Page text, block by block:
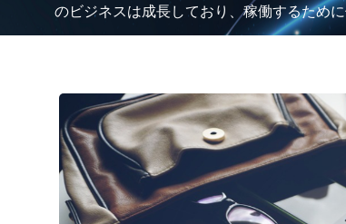
のビジネスは成長しており、稼働するため
が必要ですか?